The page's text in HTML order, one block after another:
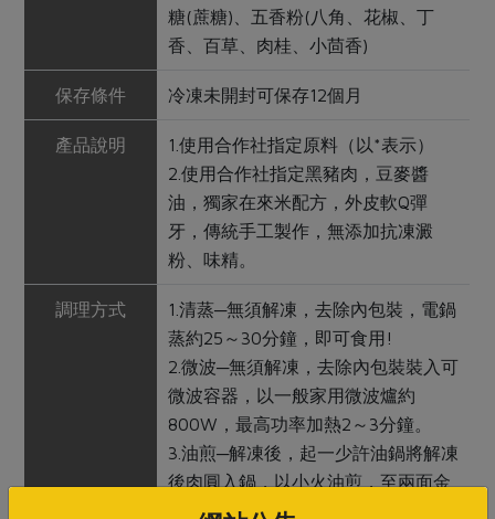
糖(蔗糖)、五香粉(八角、花椒、丁
香、百草、肉桂、小茴香)
保存條件 冷凍未開封可保存12個月
產品說明
1.使用合作社指定原料（以*表示）
2.使用合作社指定黑豬肉，豆麥醬
油，獨家在來米配方，外皮軟Q彈
牙，傳統手工製作，無添加抗凍澱
粉、味精。
調理方式
1.清蒸─無須解凍，去除內包裝，電鍋
蒸約25～30分鐘，即可食用!
2.微波─無須解凍，去除內包裝裝入可
微波容器，以一般家用微波爐約
800W，最高功率加熱2～3分鐘。
3.油煎─解凍後，起一少許油鍋將解凍
後肉圓入鍋，以小火油煎，至兩面金
黃即可。